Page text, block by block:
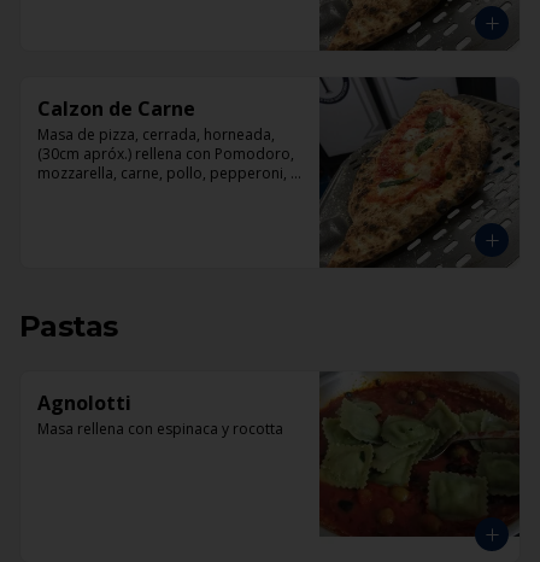
Calzon de Carne
Masa de pizza, cerrada, horneada,
(30cm apróx.) rellena con Pomodoro,
mozzarella, carne, pollo, pepperoni,
Pastas
Agnolotti
Masa rellena con espinaca y rocotta